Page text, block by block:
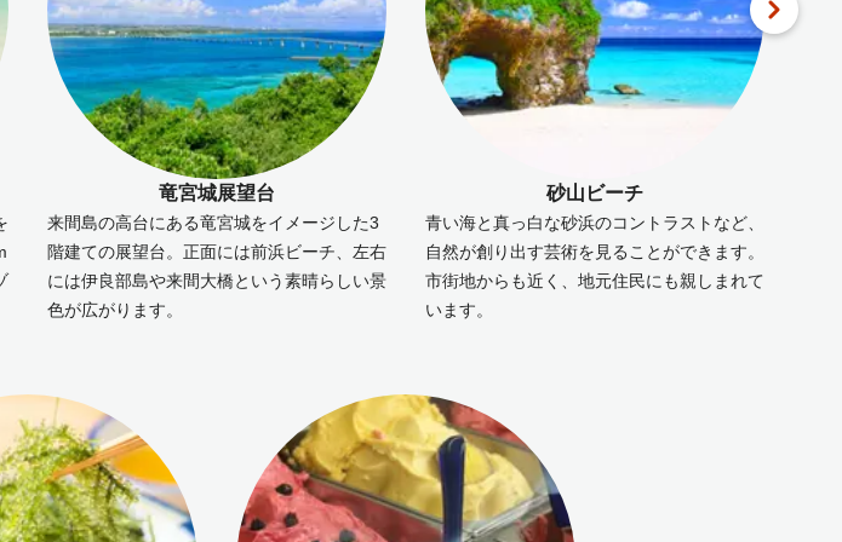
竜宮城展望台
来間島の高台にある竜宮城をイメージした3
階建ての展望台。正面には前浜ビーチ、左右
には伊良部島や来間大橋という素晴らしい景
色が広がります。
砂山ビーチ
青い海と真っ白な砂浜のコントラストなど、
自然が創り出す芸術を見ることができます。
市街地からも近く、地元住民にも親しまれて
います。